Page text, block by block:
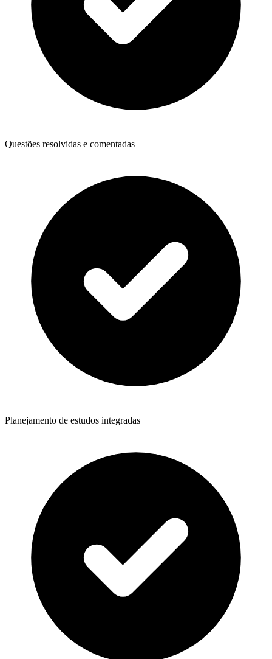
Questões resolvidas e comentadas
Planejamento de estudos integradas